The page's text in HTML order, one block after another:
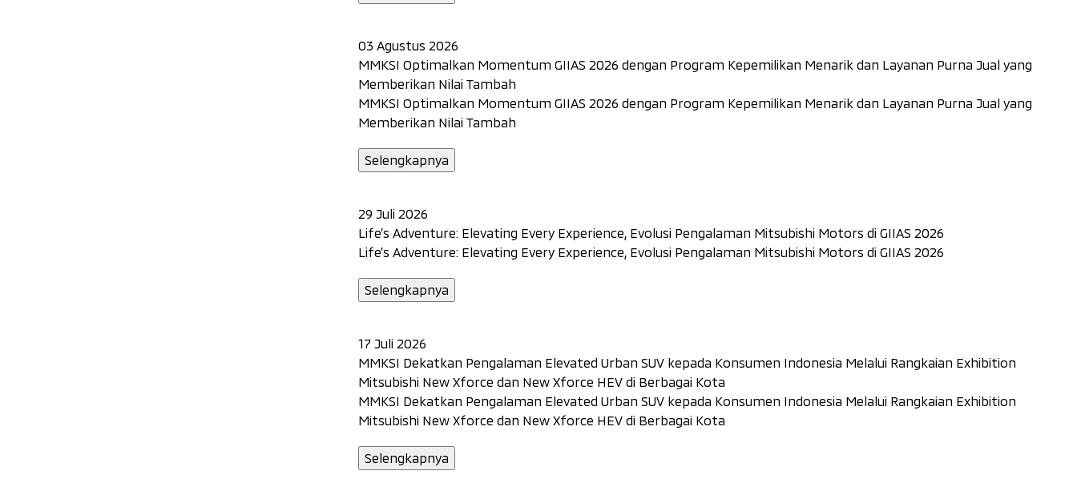
03 Agustus 2026
MMKSI Optimalkan Momentum GIIAS 2026 dengan Program Kepemilikan Menarik dan Layanan Purna Jual yang
Memberikan Nilai Tambah
MMKSI Optimalkan Momentum GIIAS 2026 dengan Program Kepemilikan Menarik dan Layanan Purna Jual yang
Memberikan Nilai Tambah
Selengkapnya
29 Juli 2026
Life’s Adventure: Elevating Every Experience, Evolusi Pengalaman Mitsubishi Motors di GIIAS 2026
Life’s Adventure: Elevating Every Experience, Evolusi Pengalaman Mitsubishi Motors di GIIAS 2026
Selengkapnya
17 Juli 2026
MMKSI Dekatkan Pengalaman Elevated Urban SUV kepada Konsumen Indonesia Melalui Rangkaian Exhibition
Mitsubishi New Xforce dan New Xforce HEV di Berbagai Kota
MMKSI Dekatkan Pengalaman Elevated Urban SUV kepada Konsumen Indonesia Melalui Rangkaian Exhibition
Mitsubishi New Xforce dan New Xforce HEV di Berbagai Kota
Selengkapnya